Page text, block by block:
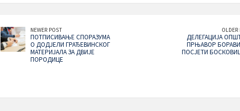
NEWER POST
ПОТПИСИВАЊЕ СПОРАЗУМА
О ДОДЈЕЛИ ГРАЂЕВИНСКОГ
МАТЕРИЈАЛА ЗА ДВИЈЕ
ПОРОДИЦЕ
OLDER
ДЕЛЕГАЦИЈА
ПРЊАВОР
ПОСЈЕТИ